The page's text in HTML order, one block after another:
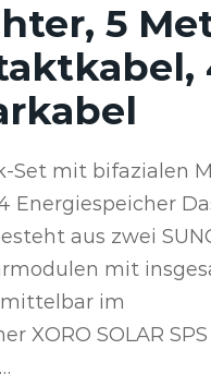
5
Set mit bifazialen
Energiespeicher
aus zwei
mit
im
XORO SOLAR SPS